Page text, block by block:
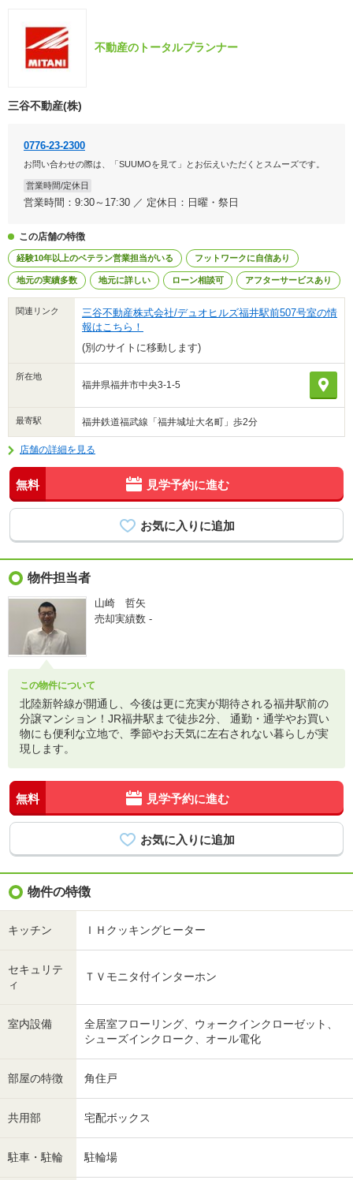
不動産のトータルプランナー
三谷不動産(株)
0776-23-2300
お問い合わせの際は、「SUUMOを見て」とお伝えいただくとスムーズです。
営業時間/定休日
営業時間：9:30～17:30 ／ 定休日：日曜・祭日
この店舗の特徴
経験10年以上のベテラン営業担当がいる フットワークに自信あり
地元の実績多数 地元に詳しい ローン相談可 アフターサービスあり
関連リンク
三谷不動産株式会社/デュオヒルズ福井駅前507号室の情
報はこちら！
(別のサイトに移動します)
所在地
福井県福井市中央3-1-5
最寄駅 福井鉄道福武線「福井城址大名町」歩2分
店舗の詳細を見る
無料 見学予約に進む
物件担当者
山崎 哲矢
売却実績数 -
この物件について
北陸新幹線が開通し、今後は更に充実が期待される福井駅前の
分譲マンション！JR福井駅まで徒歩2分、 通勤・通学やお買い
物にも便利な立地で、季節やお天気に左右されない暮らしが実
現します。
無料 見学予約に進む
物件の特徴
キッチン ＩＨクッキングヒーター
セキュリテ
ィ
ＴＶモニタ付インターホン
室内設備
全居室フローリング、ウォークインクローゼット、
シューズインクローク、オール電化
部屋の特徴 角住戸
共用部 宅配ボックス
駐車・駐輪 駐輪場